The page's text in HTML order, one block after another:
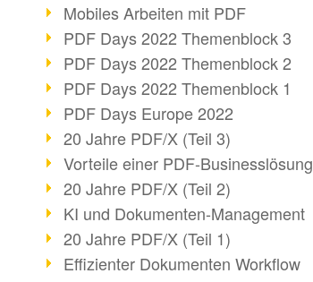
Mobiles Arbeiten mit PDF
PDF Days 2022 Themenblock 3
PDF Days 2022 Themenblock 2
PDF Days 2022 Themenblock 1
PDF Days Europe 2022
20 Jahre PDF/X (Teil 3)
Vorteile einer PDF-Businesslösung
20 Jahre PDF/X (Teil 2)
KI und Dokumenten-Management
20 Jahre PDF/X (Teil 1)
Effizienter Dokumenten Workflow